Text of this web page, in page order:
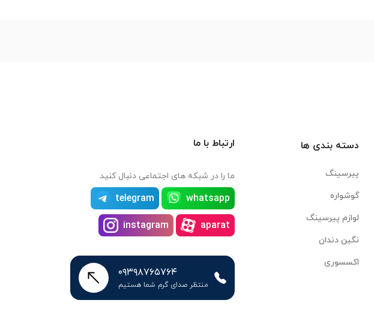
دسته بندی ها
پیرسینگ
گوشواره
لوازم پیرسینگ
نگین دندان
اکسسوری
ارتباط با ما
ما را در شبکه های اجتماعی دنبال کنید
whatsapp
telegram
aparat
instagram
۰۹۳۹۸۷۶۵۷۶۴
منتظر صدای گرم شما هستیم